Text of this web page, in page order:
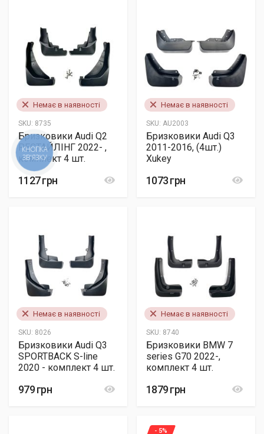
Немає в наявності
SKU: 8735
Бризковики Audi Q2
РЕСТАЙЛІНГ 2022- ,
комплект 4 шт.
1127 грн
Немає в наявності
SKU: AU2003
Бризковики Audi Q3
2011-2016, (4шт.)
Xukey
1073 грн
Немає в наявності
SKU: 8026
Бризковики Audi Q3
SPORTBACK S-line
2020 - комплект 4 шт.
979 грн
Немає в наявності
SKU: 8740
Бризковики BMW 7
series G70 2022-,
комплект 4 шт.
1879 грн
- 5%
КНОПКА
ЗВ'ЯЗКУ